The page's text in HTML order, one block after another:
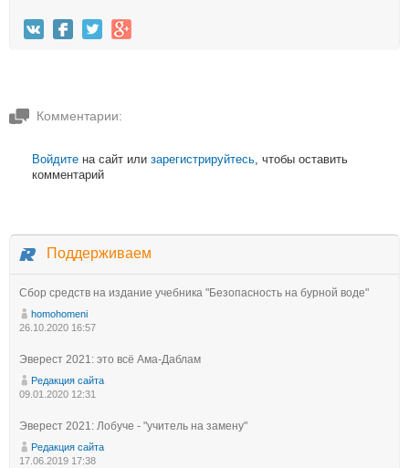
Комментарии:
Войдите на сайт или зарегистрируйтесь, чтобы оставить
комментарий
Поддерживаем
Сбор средств на издание учебника "Безопасность на бурной воде"
homohomeni
26.10.2020 16:57
Эверест 2021: это всё Ама-Даблам
Редакция сайта
09.01.2020 12:31
Эверест 2021: Лобуче - "учитель на замену"
Редакция сайта
17.06.2019 17:38